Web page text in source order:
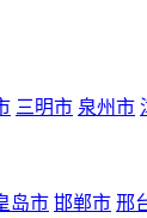
三明市 泉州市
岛市 邯郸市 邢